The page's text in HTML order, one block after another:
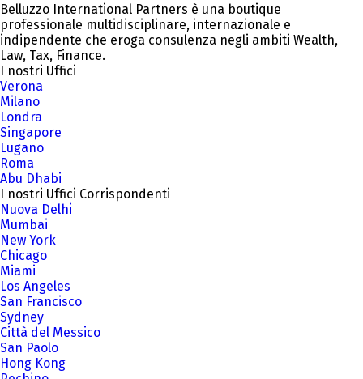
Belluzzo International Partners è una boutique
professionale multidisciplinare, internazionale e
indipendente che eroga consulenza negli ambiti Wealth,
Law, Tax, Finance.
I nostri Uffici
Verona
Milano
Londra
Singapore
Lugano
Roma
Abu Dhabi
I nostri Uffici Corrispondenti
Nuova Delhi
Mumbai
New York
Chicago
Miami
Los Angeles
San Francisco
Sydney
Città del Messico
San Paolo
Hong Kong